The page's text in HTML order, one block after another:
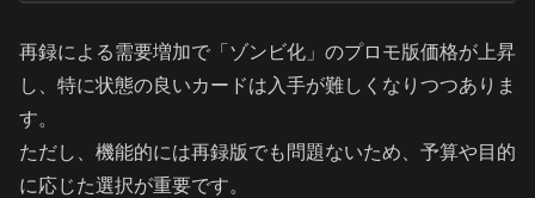
再録による需要増加で「ゾンビ化」のプロモ版価格が上昇
し、特に状態の良いカードは入手が難しくなりつつありま
す。
ただし、機能的には再録版でも問題ないため、予算や目的
に応じた選択が重要です。